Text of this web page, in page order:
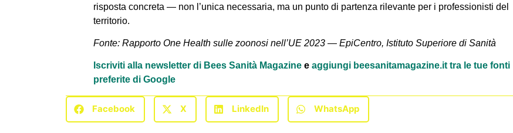
risposta concreta — non l’unica necessaria, ma un punto di partenza rilevante per i professionisti del
territorio.
Fonte: Rapporto One Health sulle zoonosi nell’UE 2023 — EpiCentro, Istituto Superiore di Sanità
Iscriviti alla newsletter di Bees Sanità Magazinee aggiungi beesanitamagazine.it tra le tue fonti
preferite di Google
Facebook X LinkedIn WhatsApp